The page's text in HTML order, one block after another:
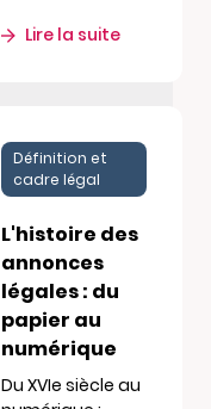
Lire la suite
Définition et
cadre légal
L'histoire des
annonces
légales : du
papier au
numérique
Du XVIe siècle au